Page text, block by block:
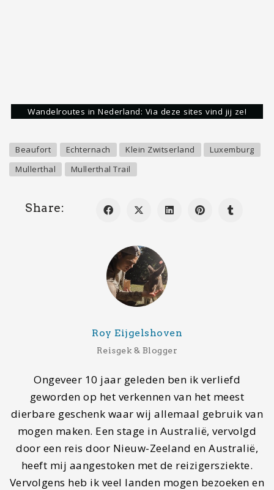
Roy Eijgelshoven
Ongeveer 10 jaar geleden ben ik verliefd
geworden op het verkennen van het meest
dierbare geschenk waar wij allemaal gebruik van
door een reis door Nieuw-Zeeland en Australië,
heeft mij aangestoken met de reizigersziekte.
aardig wat informatie en ervaringen verzameld
over verschillende landen. Zelf ben ik dol op
backpacken, maar probeer ik binnen deze blog
iedere reiziger, op welke manier je dan ook reist,
te inspireren.